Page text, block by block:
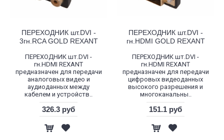
ПЕРЕХОДНИК шт.DVI -
3гн.RCA GOLD REXANT
ПЕРЕХОДНИК шт.DVI -
гн.HDMI REXANT
предназначен для передачи
аналоговых видео и
аудиоданных между
кабелем и устройств..
326.3 руб
ПЕРЕХОДНИК шт.DVI -
гн.HDMI GOLD REXANT
ПЕРЕХОДНИК шт.DVI -
гн.HDMI REXANT
предназначен для передачи
цифровых видеоданных
высокого разрешения и
многоканальны..
151.1 руб